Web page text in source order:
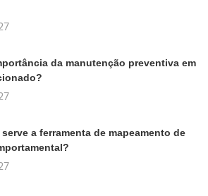
da manutenção preventiva em
serve a ferramenta de mapeamento de